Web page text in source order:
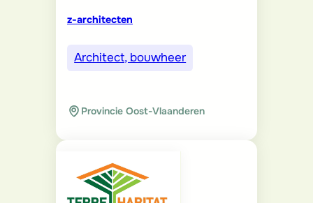
z-architecten
Architect, bouwheer
Provincie Oost-Vlaanderen